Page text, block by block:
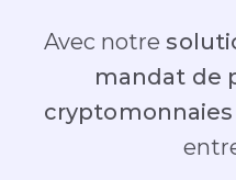
Avec notre
mandat de
cryptomonnaies